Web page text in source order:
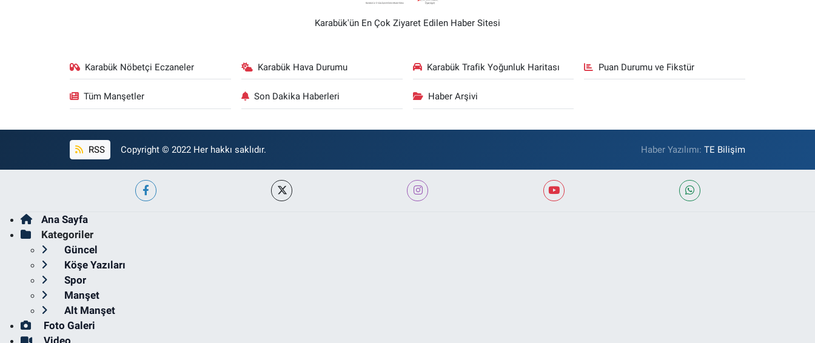
Karabük'ün En Çok Ziyaret Edilen Haber Sitesi
Karabük Nöbetçi Eczaneler Karabük Hava Durumu Karabük Trafik Yoğunluk Haritası Puan Durumu ve Fikstür
Tüm Manşetler Son Dakika Haberleri Haber Arşivi
RSS Copyright © 2022 Her hakkı saklıdır. Haber Yazılımı:TE Bilişim
Ana Sayfa
Kategoriler
Güncel
Köşe Yazıları
Spor
Manşet
Alt Manşet
Foto Galeri
Video